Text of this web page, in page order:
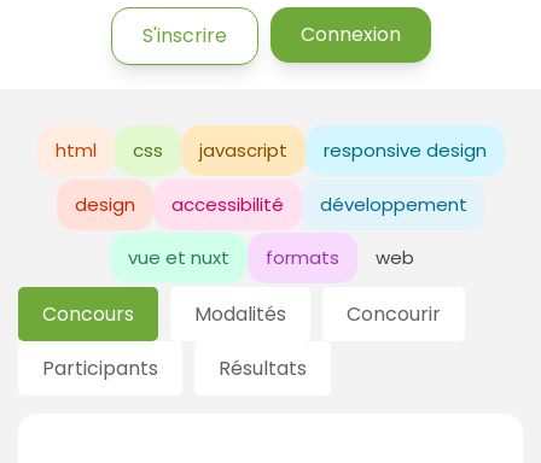
S'inscrire Connexion
html css javascript responsive design
design accessibilité développement
vue et nuxt formats web
Concours Modalités
Concourir
Participants
Résultats